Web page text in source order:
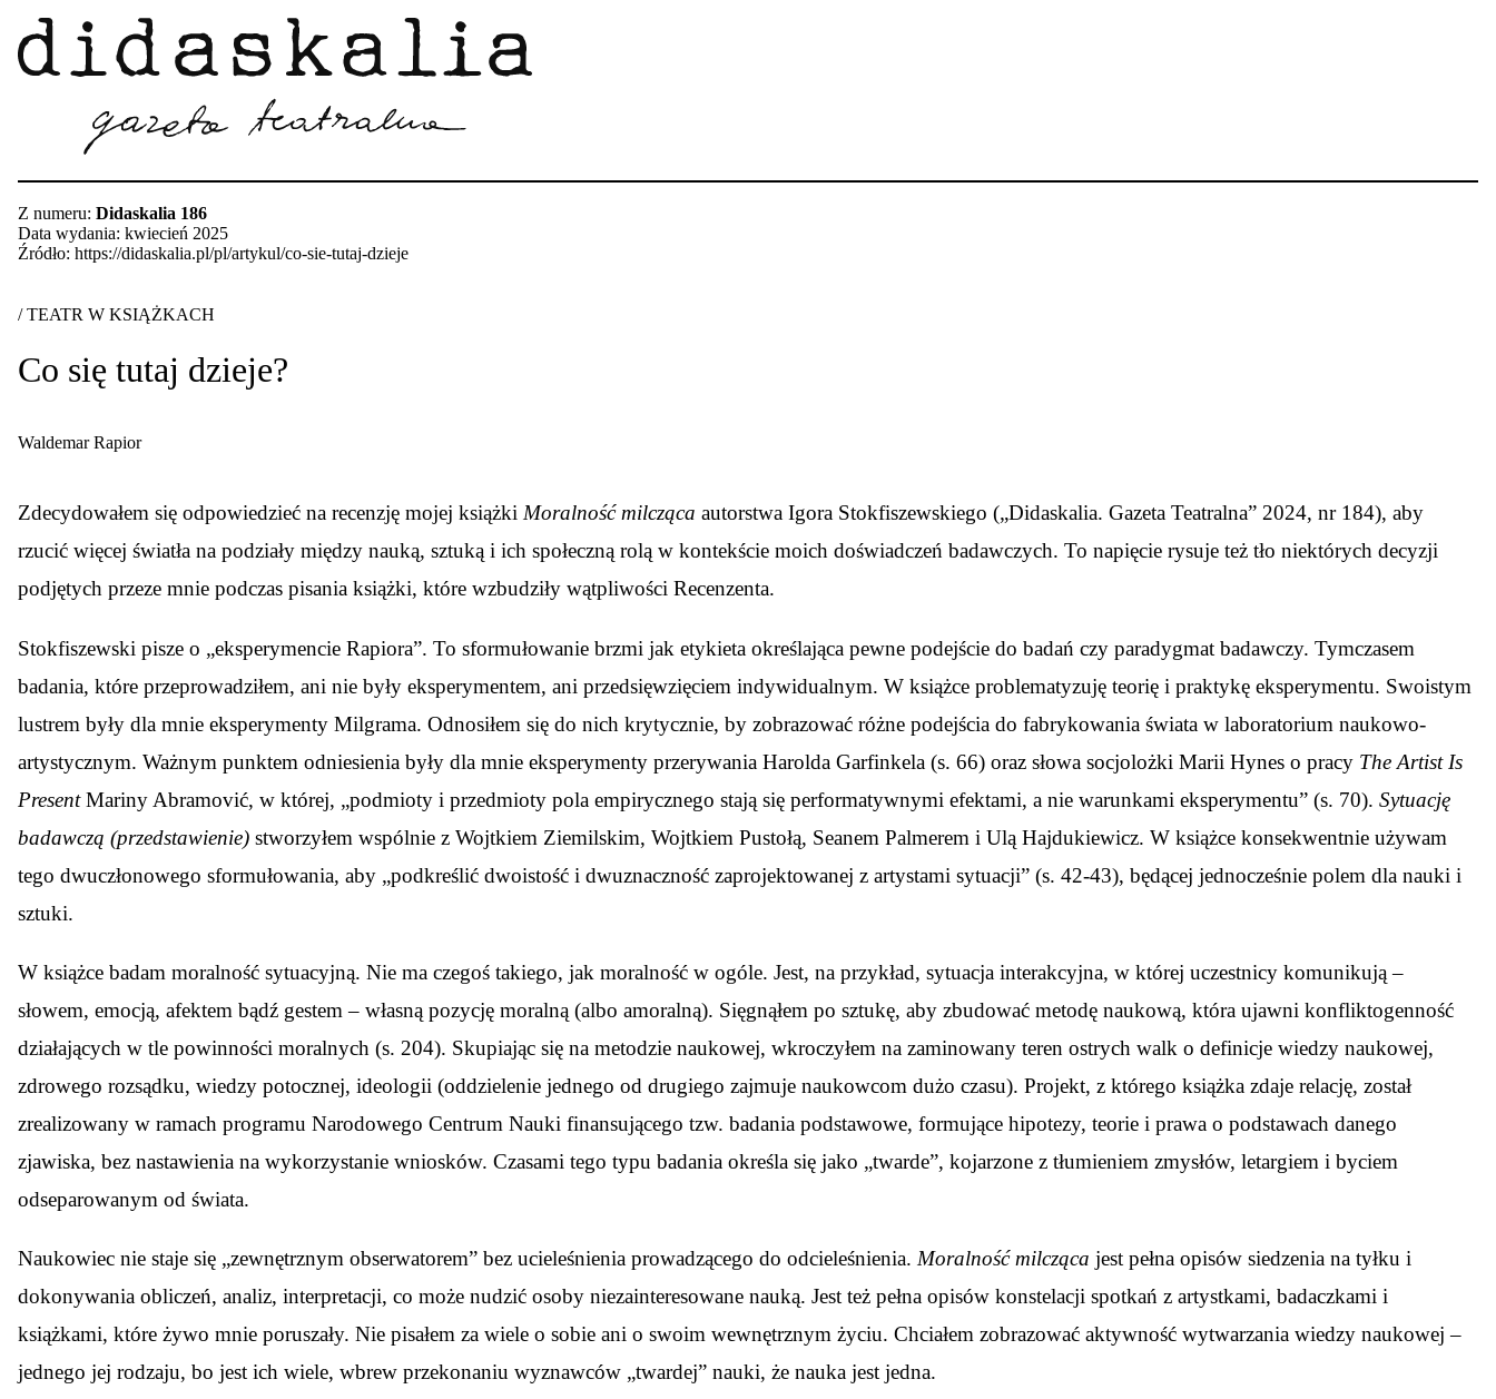
Z numeru: Didaskalia 186
Data wydania: kwiecień 2025
Źródło: https://didaskalia.pl/pl/artykul/co-sie-tutaj-dzieje
/ TEATR W KSIĄŻKACH
Co się tutaj dzieje?
Waldemar Rapior
Zdecydowałem się odpowiedzieć na recenzję mojej książki Moralność milcząca autorstwa Igora Stokfiszewskiego („Didaskalia. Gazeta Teatralna” 2024, nr 184), aby
rzucić więcej światła na podziały między nauką, sztuką i ich społeczną rolą w kontekście moich doświadczeń badawczych. To napięcie rysuje też tło niektórych decyzji
podjętych przeze mnie podczas pisania książki, które wzbudziły wątpliwości Recenzenta.
Stokfiszewski pisze o „eksperymencie Rapiora”. To sformułowanie brzmi jak etykieta określająca pewne podejście do badań czy paradygmat badawczy. Tymczasem
badania, które przeprowadziłem, ani nie były eksperymentem, ani przedsięwzięciem indywidualnym. W książce problematyzuję teorię i praktykę eksperymentu. Swoistym
lustrem były dla mnie eksperymenty Milgrama. Odnosiłem się do nich krytycznie, by zobrazować różne podejścia do fabrykowania świata w laboratorium naukowo-
artystycznym. Ważnym punktem odniesienia były dla mnie eksperymenty przerywania Harolda Garfinkela (s. 66) oraz słowa socjolożki Marii Hynes o pracy The Artist Is
PresentMariny Abramović, w której, „podmioty i przedmioty pola empirycznego stają się performatywnymi efektami, a nie warunkami eksperymentu” (s. 70). Sytuację
badawczą (przedstawienie) stworzyłem wspólnie z Wojtkiem Ziemilskim, Wojtkiem Pustołą, Seanem Palmerem i Ulą Hajdukiewicz. W książce konsekwentnie używam
tego dwuczłonowego sformułowania, aby „podkreślić dwoistość i dwuznaczność zaprojektowanej z artystami sytuacji” (s. 42-43), będącej jednocześnie polem dla nauki i
sztuki.
W książce badam moralność sytuacyjną. Nie ma czegoś takiego, jak moralność w ogóle. Jest, na przykład, sytuacja interakcyjna, w której uczestnicy komunikują –
słowem, emocją, afektem bądź gestem – własną pozycję moralną (albo amoralną). Sięgnąłem po sztukę, aby zbudować metodę naukową, która ujawni konfliktogenność
działających w tle powinności moralnych (s. 204). Skupiając się na metodzie naukowej, wkroczyłem na zaminowany teren ostrych walk o definicje wiedzy naukowej,
zdrowego rozsądku, wiedzy potocznej, ideologii (oddzielenie jednego od drugiego zajmuje naukowcom dużo czasu). Projekt, z którego książka zdaje relację, został
zrealizowany w ramach programu Narodowego Centrum Nauki finansującego tzw. badania podstawowe, formujące hipotezy, teorie i prawa o podstawach danego
zjawiska, bez nastawienia na wykorzystanie wniosków. Czasami tego typu badania określa się jako „twarde”, kojarzone z tłumieniem zmysłów, letargiem i byciem
odseparowanym od świata.
Naukowiec nie staje się „zewnętrznym obserwatorem” bez ucieleśnienia prowadzącego do odcieleśnienia. Moralność milcząca jest pełna opisów siedzenia na tyłku i
dokonywania obliczeń, analiz, interpretacji, co może nudzić osoby niezainteresowane nauką. Jest też pełna opisów konstelacji spotkań z artystkami, badaczkami i
książkami, które żywo mnie poruszały. Nie pisałem za wiele o sobie ani o swoim wewnętrznym życiu. Chciałem zobrazować aktywność wytwarzania wiedzy naukowej –
jednego jej rodzaju, bo jest ich wiele, wbrew przekonaniu wyznawców „twardej” nauki, że nauka jest jedna.